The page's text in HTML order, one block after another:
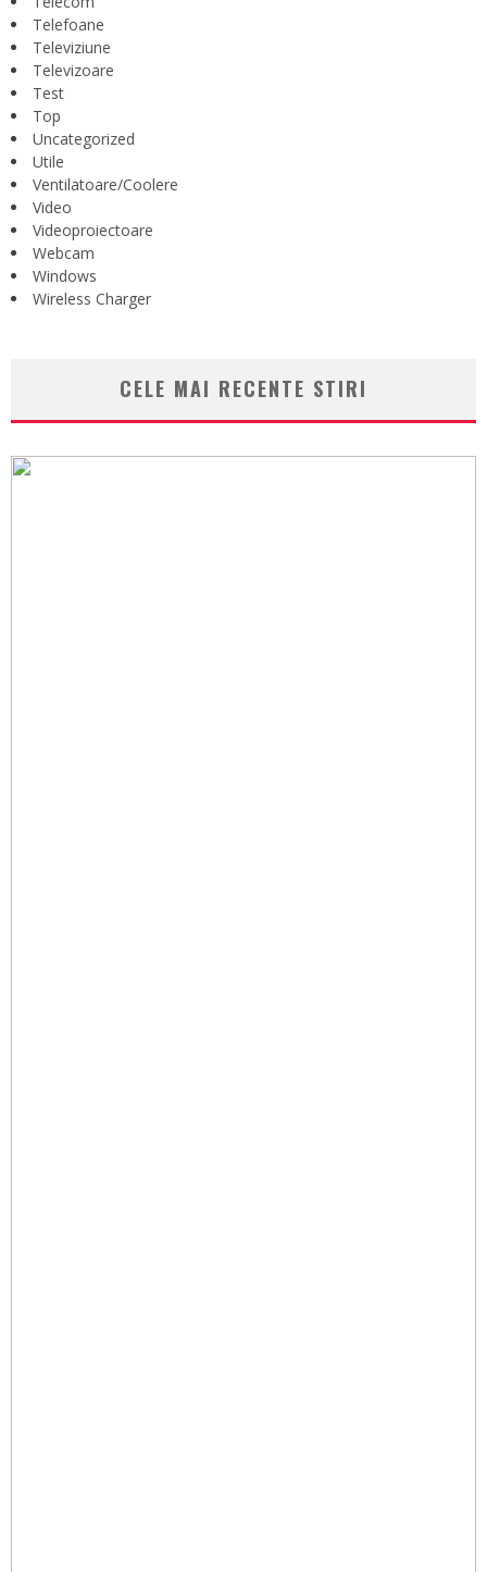
Telefoane
Televiziune
Televizoare
Test
Top
Uncategorized
Utile
Ventilatoare/Coolere
Video
Videoproiectoare
Webcam
Windows
Wireless Charger
CELE MAI RECENTE STIRI